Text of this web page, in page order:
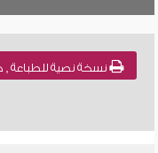
نسخة نصية للطباعة ,